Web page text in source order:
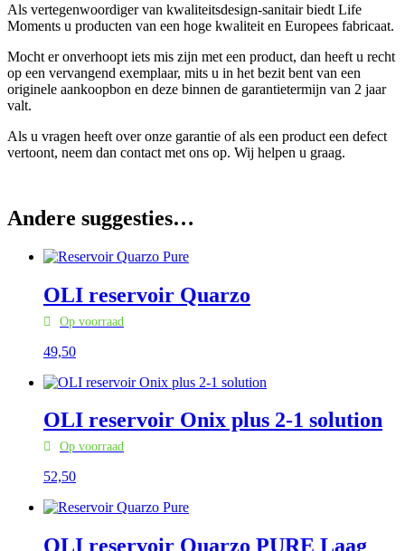
Als vertegenwoordiger van kwaliteitsdesign-sanitair biedt Life
Moments u producten van een hoge kwaliteit en Europees fabricaat.
Mocht er onverhoopt iets mis zijn met een product, dan heeft u recht
op een vervangend exemplaar, mits u in het bezit bent van een
originele aankoopbon en deze binnen de garantietermijn van 2 jaar
valt.
Als u vragen heeft over onze garantie of als een product een defect
vertoont, neem dan contact met ons op. Wij helpen u graag.
Andere suggesties…
OLI reservoir Quarzo
Op voorraad
49,50
OLI reservoir Onix plus 2-1 solution
Op voorraad
52,50
OLI reservoir Quarzo PURE Laag